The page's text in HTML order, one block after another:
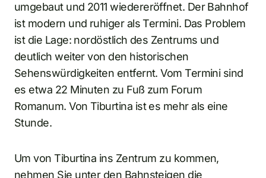
umgebaut und 2011 wiedereröffnet. Der Bahnhof
ist modern und ruhiger als Termini. Das Problem
ist die Lage: nordöstlich des Zentrums und
deutlich weiter von den historischen
Sehenswürdigkeiten entfernt. Vom Termini sind
es etwa 22 Minuten zu Fuß zum Forum
Romanum. Von Tiburtina ist es mehr als eine
Stunde.
Um von Tiburtina ins Zentrum zu kommen,
nehmen Sie unter den Bahnsteigen die